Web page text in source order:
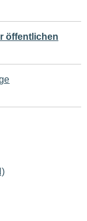
öffentlichen